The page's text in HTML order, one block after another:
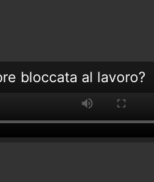
bloccata al lavoro?